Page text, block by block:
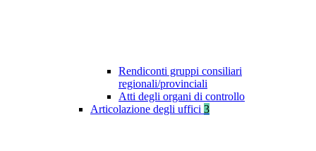
Rendiconti gruppi consiliari
regionali/provinciali
Atti degli organi di controllo
Articolazione degli uffici 3